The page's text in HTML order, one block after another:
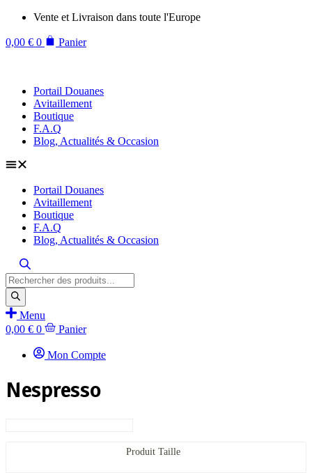
Aller
contenu
Vente et Livraison dans toute l'Europe
0,00 € 0 Panier
Portail Douanes
Avitaillement
Boutique
F.A.Q
Blog, Actualités & Occasion
Portail Douanes
Avitaillement
Boutique
F.A.Q
Blog, Actualités & Occasion
Recherche
de
produits
Menu
0,00 € 0 Panier
Mon Compte
Nespresso
Produit Taille